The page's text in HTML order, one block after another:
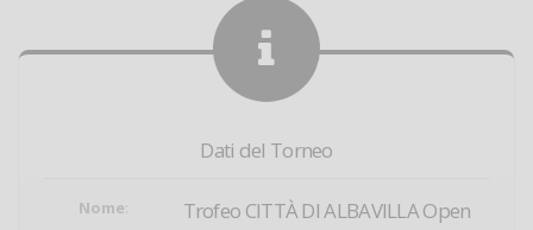
Dati del Torneo
Nome: Trofeo CITTÀ DI ALBAVILLA Open